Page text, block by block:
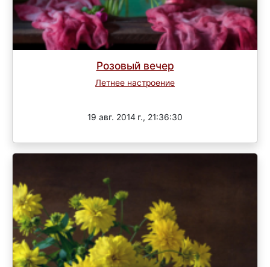
Розовый вечер
Летнее настроение
19 авг. 2014 г., 21:36:30